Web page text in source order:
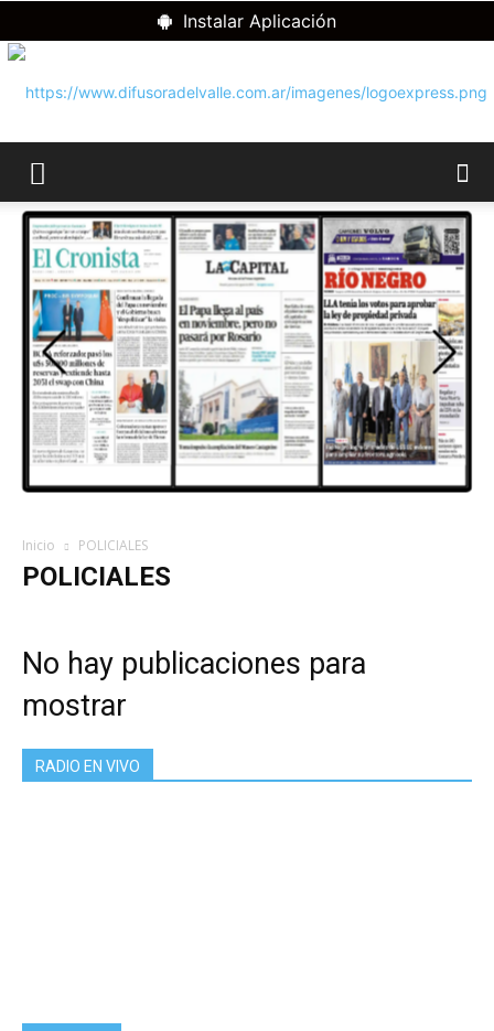
Instalar Aplicación
DIFUSORA
DEL
VALLE
Inicio POLICIALES
POLICIALES
No hay publicaciones para
mostrar
RADIO EN VIVO